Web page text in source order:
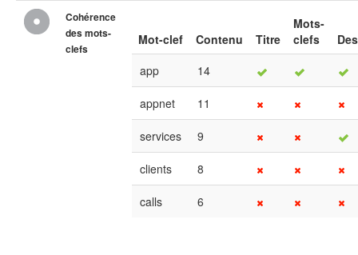
Cohérence
des mots-
clefs
Mot-clef Contenu Titre
Mots-
clefs
app
14
appnet 11
services 9
clients 8
calls 6